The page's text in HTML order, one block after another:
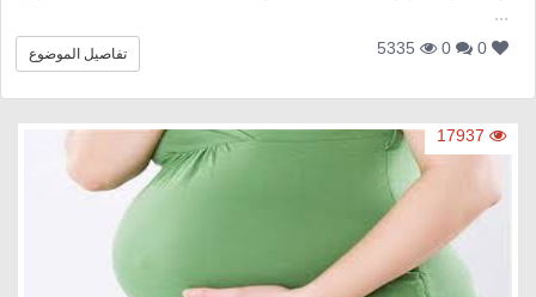
0
0
5335 تفاصيل الموضوع
17937